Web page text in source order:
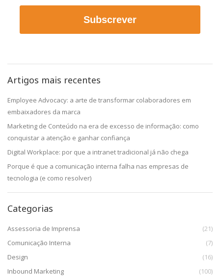
Subscrever
Artigos mais recentes
Employee Advocacy: a arte de transformar colaboradores em
embaixadores da marca
Marketing de Conteúdo na era de excesso de informação: como
conquistar a atenção e ganhar confiança
Digital Workplace: por que a intranet tradicional já não chega
Porque é que a comunicação interna falha nas empresas de
tecnologia (e como resolver)
Categorias
Assessoria de Imprensa
(21)
Comunicação Interna
(7)
Design
(16)
Inbound Marketing
(100)